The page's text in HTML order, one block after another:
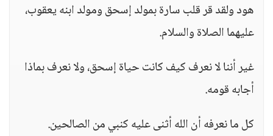
هود ولقد قر قلب سارة بمولد إسحق ومولد ابنه يعقوب،
عليهما الصلاة والسلام.
غير أننا لا نعرف كيف كانت حياة إسحق، ولا نعرف بماذا
أجابه قومه.
كل ما نعرفه أن الله أثنى عليه كنبي من الصالحين.